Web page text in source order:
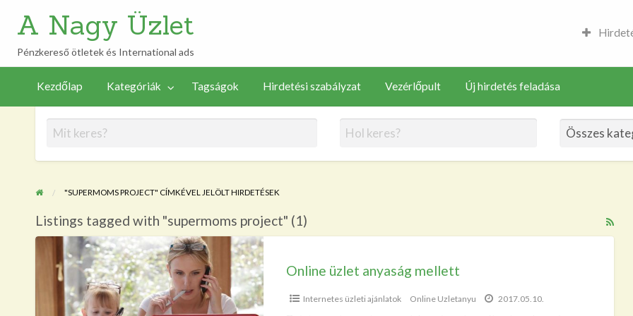
Tagságok
Hirdetési
szabályzat
Vezérlőpult
Új
hirdetés
A Nagy Üzlet
Pénzkereső ötletek és International ads
Kezdőlap Kategóriák Tagságok Hirdetési szabályzat Vezérlőpult Új hirdetés feladása
"SUPERMOMS PROJECT" CÍMKÉVEL JELÖLT HIRDETÉSEK
RSS
Feed
Listings tagged with "supermoms project" (1)
Online
üzlet
anyaság
mellett
Online üzlet anyaság mellett
Internetes üzleti ajánlatok Online Uzletanyu 2017.05.10.